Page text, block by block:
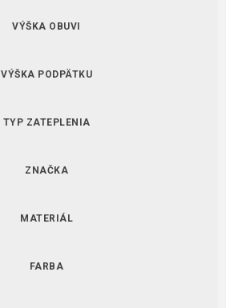
VÝŠKA OBUVI
VÝŠKA PODPÄTKU
TYP ZATEPLENIA
ZNAČKA
MATERIÁL
FARBA